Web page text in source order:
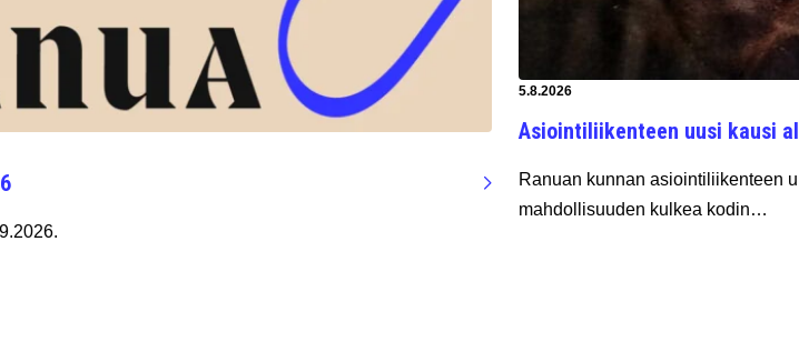
Artikkeli luotu:
5.8.2026
Asiointiliikenteen uusi kausi
Ranuan kunnan asiointiliikenteen
mahdollisuuden kulkea kodin…